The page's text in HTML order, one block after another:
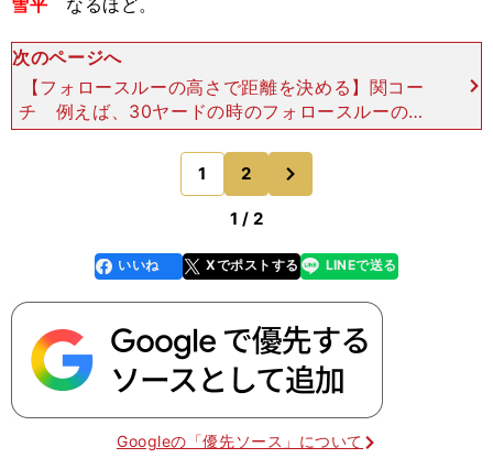
次のページへ
【フォロースルーの高さで距離を決める】関コー
チ 例えば、30ヤードの時のフォロースルーの高
さが腰のあたりかなと思ったら、ここからバックス
イングを始めます。このフォロースルーが終わる高
さを覚えておいて
1 2
1 / 2
faceboo
k
いいね Xでポストする
line LINEで送る
Googleの「優先ソース」について